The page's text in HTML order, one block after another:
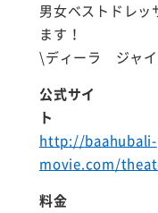
男女ベストドレ
ます！
\ディーラ ジャ
公式サイ
ト
http://baahubali-
movie.com/
料金